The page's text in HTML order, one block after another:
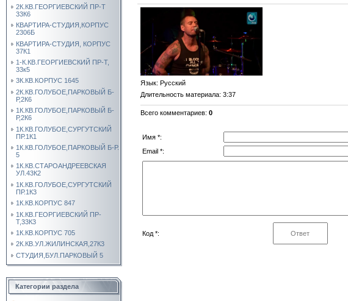
2К.КВ.ГЕОРГИЕВСКИЙ ПР-Т
33К6
КВАРТИРА-СТУДИЯ,КОРПУС
2306Б
КВАРТИРА-СТУДИЯ, КОРПУС
37К1
1-К.КВ.ГЕОРГИЕВСКИЙ ПР-Т,
33к5
3К.КВ.КОРПУС 1645
2К.КВ.ГОЛУБОЕ,ПАРКОВЫЙ Б-
Р,2К6
1К.КВ.ГОЛУБОЕ,ПАРКОВЫЙ Б-
Р,2К6
1К.КВ.ГОЛУБОЕ,СУРГУТСКИЙ
ПР.1К1
1К.КВ.ГОЛУБОЕ,ПАРКОВЫЙ Б-Р.
5
1К.КВ.СТАРОАНДРЕЕВСКАЯ
УЛ.43К2
1К.КВ.ГОЛУБОЕ,СУРГУТСКИЙ
ПР.1К3
1К.КВ.КОРПУС 847
1К.КВ.ГЕОРГИЕВСКИЙ ПР-
Т,33К3
1К.КВ.КОРПУС 705
2К.КВ.УЛ.ЖИЛИНСКАЯ,27К3
СТУДИЯ,БУЛ.ПАРКОВЫЙ 5
Категории раздела
Язык: Русский
Длительность материала: 3:37
Всего комментариев: 0
Имя *:
Email *:
Код *: